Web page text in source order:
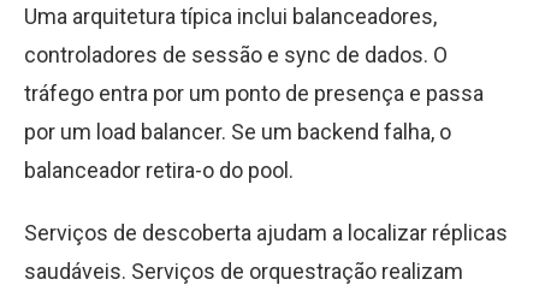
Uma arquitetura típica inclui balanceadores,
controladores de sessão e sync de dados. O
tráfego entra por um ponto de presença e passa
por um load balancer. Se um backend falha, o
balanceador retira-o do pool.
Serviços de descoberta ajudam a localizar réplicas
saudáveis. Serviços de orquestração realizam